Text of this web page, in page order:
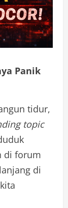
Panik
tidur,
topic
di forum
di